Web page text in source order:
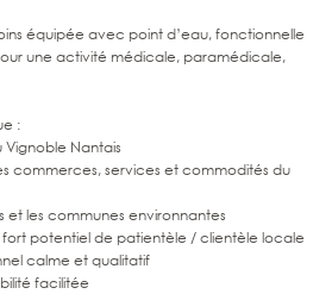
équipée avec point d’eau, fonctionnelle
une activité médicale, paramédicale,
:
Nantais
commerces, services et commodités du
les communes environnantes
potentiel de patientèle / clientèle locale
calme et qualitatif
facilitée